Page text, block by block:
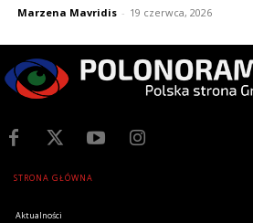
Marzena Mavridis - 19 czerwca, 2026
STRONA GŁÓWNA
Aktualności